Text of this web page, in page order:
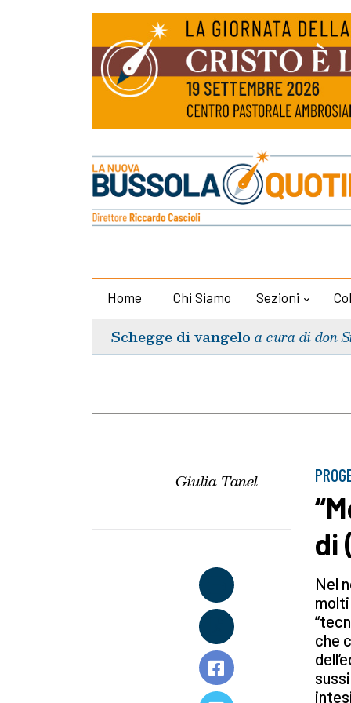
Home Chi Siamo Sezioni
Schegge di vangelo a cura di don
Giulia Tanel
di
Nel
che